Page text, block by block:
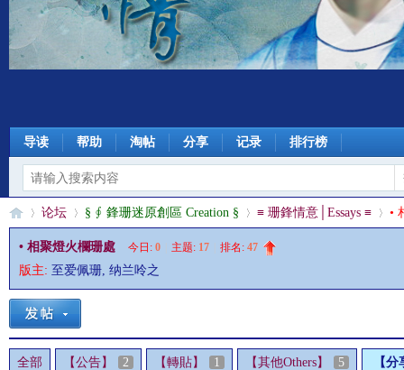
导读 帮助 淘帖 分享 记录 排行榜
§ »
论坛
›
§ ∮ 鋒珊迷原創區 Creation §
›
≡ 珊鋒情意│Essays ≡
›
•
• 相聚燈火欄珊處 今日: 0 主题: 17 排名: 47
版主: 至爱佩珊, 纳兰呤之
全部 【公告】 2 【轉貼】 1 【其他Others】 5 【